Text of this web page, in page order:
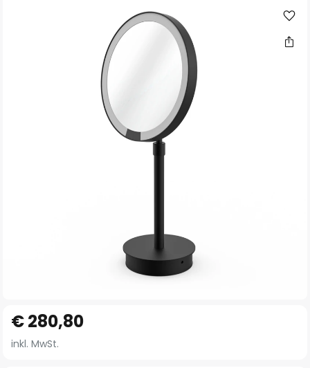
Anfang
der
€ 280,80
inkl. MwSt.